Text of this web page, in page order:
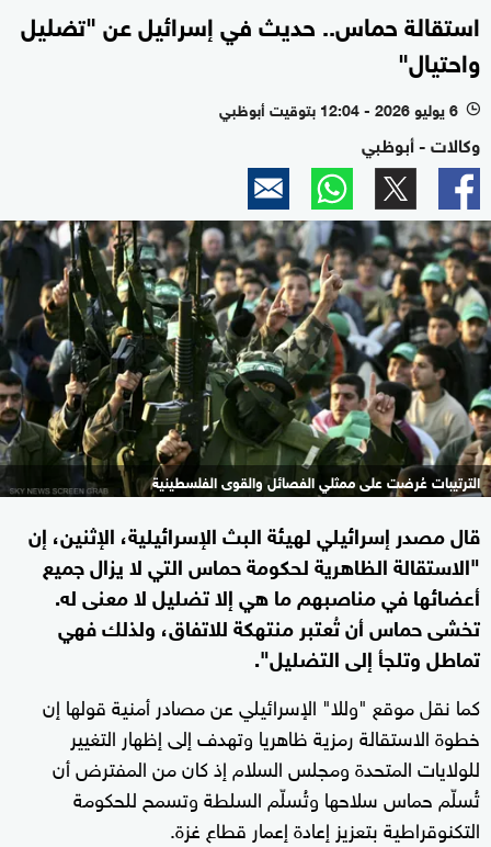
استقالة حماس.. حديث في إسرائيل عن "تضليل
واحتيال"
l 6 يوليو 2026 - 12:04 بتوقيت أبوظبي
وكالات - أبوظبي
الترتيبات عُرضت على ممثلي الفصائل والقوى الفلسطينية
قال مصدر إسرائيلي لهيئة البث الإسرائيلية، الإثنين، إن
"الاستقالة الظاهرية لحكومة حماس التي لا يزال جميع
أعضائها في مناصبهم ما هي إلا تضليل لا معنى له.
تخشى حماس أن تُعتبر منتهكة للاتفاق، ولذلك فهي
تماطل وتلجأ إلى التضليل".
كما نقل موقع "وللا" الإسرائيلي عن مصادر أمنية قولها إن
خطوة الاستقالة رمزية ظاهريا وتهدف إلى إظهار التغيير
للولايات المتحدة ومجلس السلام إذ كان من المفترض أن
تُسلّم حماس سلاحها وتُسلّم السلطة وتسمح للحكومة
التكنوقراطية بتعزيز إعادة إعمار قطاع غزة.